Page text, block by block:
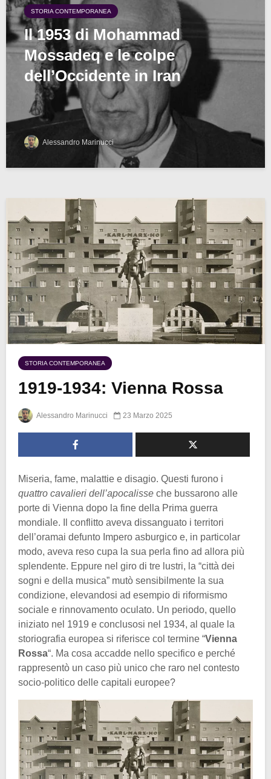
STORIA CONTEMPORANEA
Il 1953 di Mohammad
Mossadeq e le colpe
dell’Occidente in Iran
Alessandro Marinucci
STORIA CONTEMPORANEA
1919-1934: Vienna Rossa
Alessandro Marinucci 23 Marzo 2025
Miseria, fame, malattie e disagio. Questi furono i
quattro cavalieri dell’apocalisse che bussarono alle
porte di Vienna dopo la fine della Prima guerra
mondiale. Il conflitto aveva dissanguato i territori
dell’oramai defunto Impero asburgico e, in particolar
modo, aveva reso cupa la sua perla fino ad allora più
splendente. Eppure nel giro di tre lustri, la “città dei
sogni e della musica” mutò sensibilmente la sua
condizione, elevandosi ad esempio di riformismo
sociale e rinnovamento oculato. Un periodo, quello
iniziato nel 1919 e conclusosi nel 1934, al quale la
storiografia europea si riferisce col termine “Vienna
Rossa“. Ma cosa accadde nello specifico e perché
rappresentò un caso più unico che raro nel contesto
socio-politico delle capitali europee?